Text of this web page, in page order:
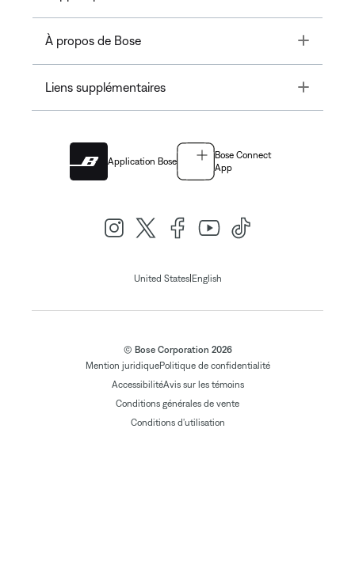
À propos de Bose Toggle
Liens supplémentaires Toggle
Application Bose
Bose Connect
App
United States| English
© Bose Corporation 2026
Mention juridiquePolitique de confidentialité
AccessibilitéAvis sur les témoins
Conditions générales de vente
Conditions d'utilisation